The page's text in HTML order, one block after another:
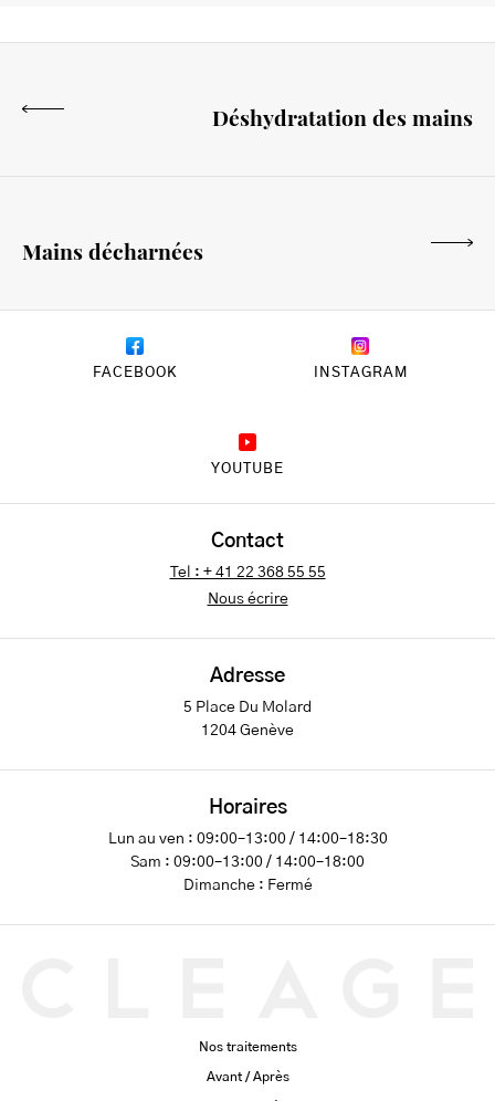
Déshydratation des mains
Mains décharnées
FACEBOOK INSTAGRAM
YOUTUBE
Nos traitements
Avant / Après
Contact
Tel : + 41 22 368 55 55
Nous écrire
Adresse
5 Place Du Molard
1204 Genève
Horaires
Lun au ven : 09:00–13:00 / 14:00–18:30
Sam : 09:00–13:00 / 14:00–18:00
Dimanche : Fermé